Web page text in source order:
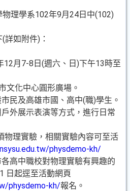
理學系102年9月24日中(102)
如附件)：
7-8日(週六、日)下午13時至
中心圓形廣場。
及高雄市國、高中(職)學生。
展示表演等方式，進行日常
理實驗，相關實驗內容可至活
physdemo-kh/
中職校對物理實驗有興趣的
日起逕至活動網頁
physdemo-kh/報名。